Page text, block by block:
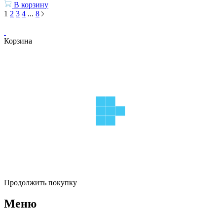
В корзину
1 2 3 4 ... 8
Корзина
Продолжить покупку
Меню